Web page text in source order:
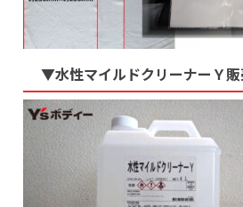
▼水性マイルドクリーナーＹ販